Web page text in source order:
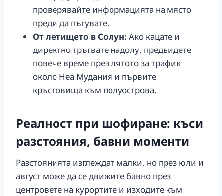
проверявайте информацията на място
преди да пътувате.
От летището в Солун: Ако кацате и
директно тръгвате надолу, предвидете
повече време през лятото за трафик
около Неа Мудания и първите
кръстовища към полуострова.
Реалност при шофиране: къси
разстояния, бавни моменти
Разстоянията изглеждат малки, но през юли и
август може да се движите бавно през
центровете на курортите и изходите към